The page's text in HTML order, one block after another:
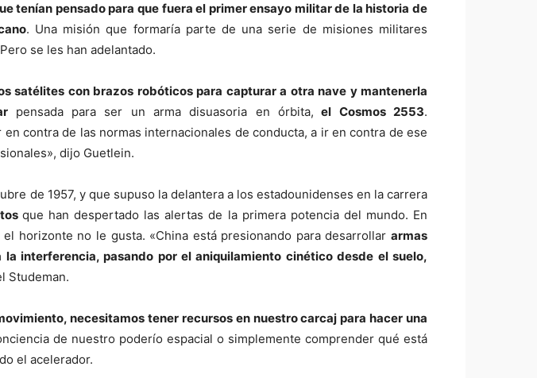
tenían pensado para que fuera el primer ensayo militar de la historia de
. Una misión que formaría parte de una serie de misiones militares
se les han adelantado.
satélites con brazos robóticos para capturar a otra nave y mantenerla
pensada para ser un arma disuasoria en órbita, el Cosmos 2553.
contra de las normas internacionales de conducta, a ir en contra de ese
dijo Guetlein.
de 1957, y que supuso la delantera a los estadounidenses en la carrera
que han despertado las alertas de la primera potencia del mundo. En
horizonte no le gusta. «China está presionando para desarrollar armas
interferencia, pasando por el aniquilamiento cinético desde el suelo,
Studeman.
necesitamos tener recursos en nuestro carcaj para hacer una
de nuestro poderío espacial o simplemente comprender qué está
el acelerador.